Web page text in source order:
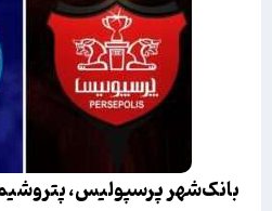
بانک‌شهر پرسپولیس،